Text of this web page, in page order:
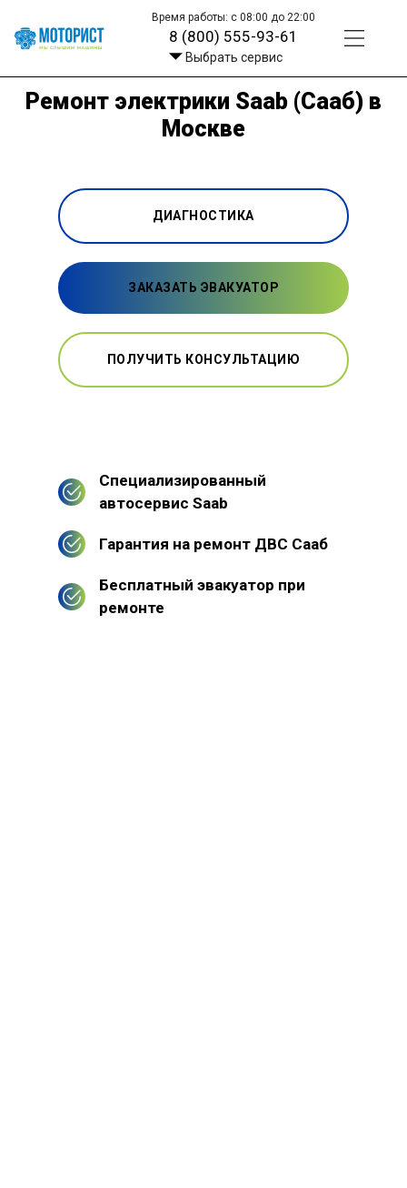
Время работы: с 08:00 до 22:00
8 (800) 555-93-61
Выбрать сервис
Ремонт электрики Saab (Сааб) в
Москве
ДИАГНОСТИКА
ЗАКАЗАТЬ ЭВАКУАТОР
ПОЛУЧИТЬ КОНСУЛЬТАЦИЮ
Специализированный
автосервис Saab
Гарантия на ремонт ДВС Сааб
Бесплатный эвакуатор при
ремонте